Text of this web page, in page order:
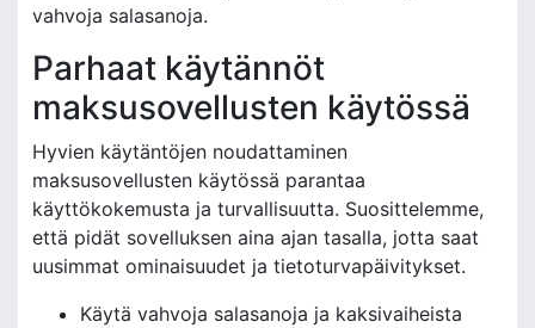
vahvoja salasanoja.
Parhaat käytännöt
maksusovellusten käytössä
Hyvien käytäntöjen noudattaminen
maksusovellusten käytössä parantaa
käyttökokemusta ja turvallisuutta. Suosittelemme,
että pidät sovelluksen aina ajan tasalla, jotta saat
uusimmat ominaisuudet ja tietoturvapäivitykset.
Käytä vahvoja salasanoja ja kaksivaiheista